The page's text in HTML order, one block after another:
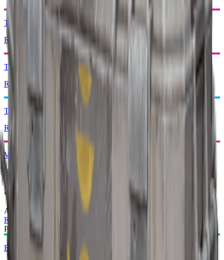
Taktisk Mk. 3 (Gjenopplivning)
Resirkuler: x1
Taktisk Mk. 3 (Røyk)
Resirkuler: x1
Telemetri-transceiver
Resirkuler: x1
Vaporizer Regulator
Resirkuler: x1
Håndverksoppskrift
Arbeidsbenk
Raffineri
Påkrevde materialer:
Elektriske komponenter